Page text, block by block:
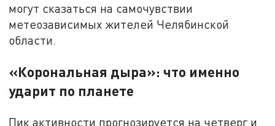
могут сказаться на самочувствии
метеозависимых жителей Челябинской
области.
«Корональная дыра»: что именно
ударит по планете
Пик активности прогнозируется на четверг и